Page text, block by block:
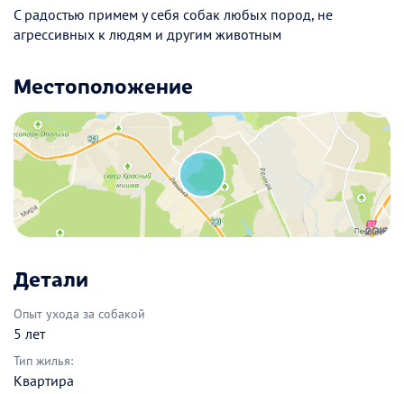
С радостью примем у себя собак любых пород, не
агрессивных к людям и другим животным
Местоположение
Детали
Опыт ухода за собакой
5 лет
Тип жилья:
Квартира